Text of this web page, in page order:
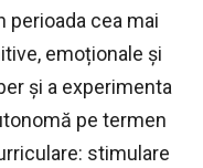
perioada cea mai
emoționale și
și a experimenta
pe termen
stimulare